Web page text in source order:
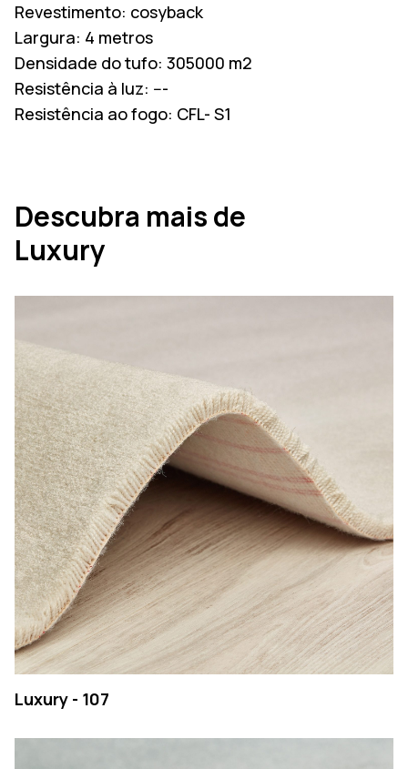
Revestimento: cosyback
Largura: 4 metros
Densidade do tufo: 305000 m2
Resistência à luz: ---
Resistência ao fogo: CFL- S1
Descubra mais de
Luxury
Luxury - 107